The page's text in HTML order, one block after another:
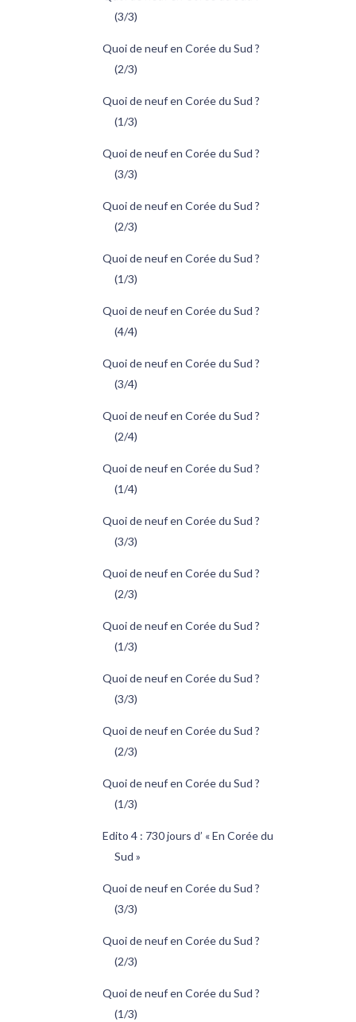
(3/3)
Quoi de neuf en Corée du Sud ?
(2/3)
Quoi de neuf en Corée du Sud ?
(1/3)
Quoi de neuf en Corée du Sud ?
(3/3)
Quoi de neuf en Corée du Sud ?
(2/3)
Quoi de neuf en Corée du Sud ?
(1/3)
Quoi de neuf en Corée du Sud ?
(4/4)
Quoi de neuf en Corée du Sud ?
(3/4)
Quoi de neuf en Corée du Sud ?
(2/4)
Quoi de neuf en Corée du Sud ?
(1/4)
Quoi de neuf en Corée du Sud ?
(3/3)
Quoi de neuf en Corée du Sud ?
(2/3)
Quoi de neuf en Corée du Sud ?
(1/3)
Quoi de neuf en Corée du Sud ?
(3/3)
Quoi de neuf en Corée du Sud ?
(2/3)
Quoi de neuf en Corée du Sud ?
(1/3)
Edito 4 : 730 jours d’ « En Corée du
Sud »
Quoi de neuf en Corée du Sud ?
(3/3)
Quoi de neuf en Corée du Sud ?
(2/3)
Quoi de neuf en Corée du Sud ?
(1/3)